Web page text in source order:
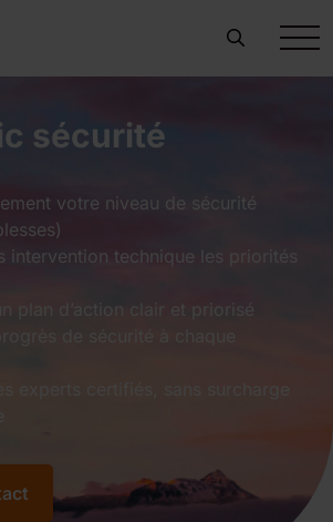
sécurité
votre niveau de sécurité
intervention technique les priorités
plan d’action clair et priorisé